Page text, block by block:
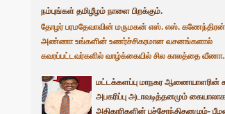
நம்புங்கள் தமிழீழம் நாளை பிறக்கும்.
தோழர் பரமதேவாவின் மருமகன் எஸ். எஸ். கணேந்திரன்
அண்ணா உங்களின் உணர்ச்சிகரமான வசனங்களால்
கவரப்பட்டவர்களில் வாழ்க்கையில் சில காலத்தை
மட்டக்களப்பு மாநகர ஆணையாளரின்
அபகரிப்பு அடாவடித்தனமும் கையாலாக
அதிகாரிகளின் பச்சோந்திதனமும்-